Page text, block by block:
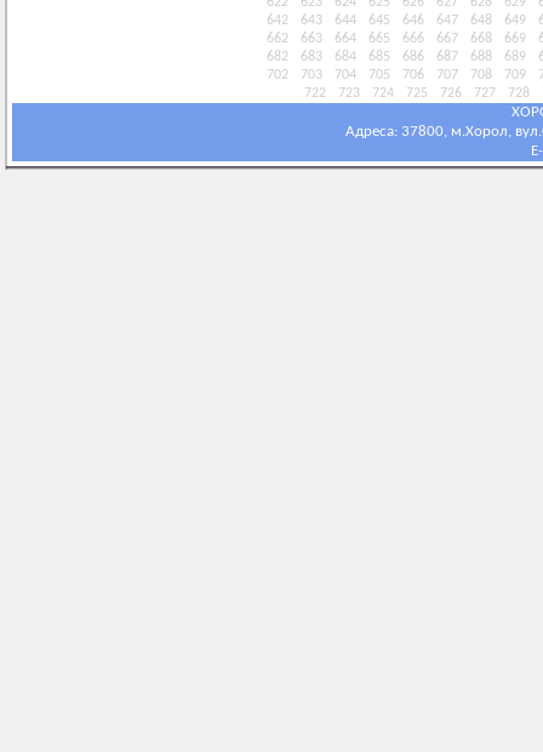
642
643 644 645 646 647 648 649
662
663 664 665 666 667 668 669
682
683 684 685 686 687 688 689
702
703 704 705 706 707 708 709
722
723 724 725 726 727 728
Адреса: 37800, м.Хорол,